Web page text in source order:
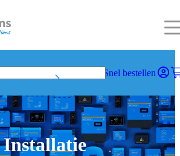
Snel bestellen
Installatie